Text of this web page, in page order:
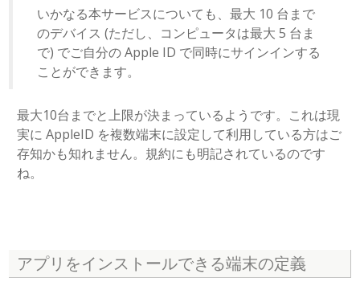
いかなる本サービスについても、最大 10 台まで
のデバイス (ただし、コンピュータは最大 5 台ま
で) でご自分の Apple ID で同時にサインインする
ことができます。
最大10台までと上限が決まっているようです。これは現
実に AppleID を複数端末に設定して利用している方はご
存知かも知れません。規約にも明記されているのです
ね。
アプリをインストールできる端末の定義